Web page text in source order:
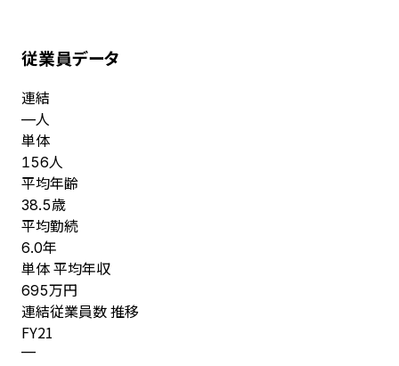
従業員データ
連結
—人
単体
156人
平均年齢
38.5歳
平均勤続
6.0年
単体 平均年収
695万円
連結従業員数 推移
FY21
—